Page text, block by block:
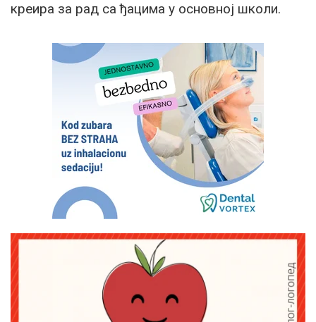
креира за рад са ђацима у основној школи.